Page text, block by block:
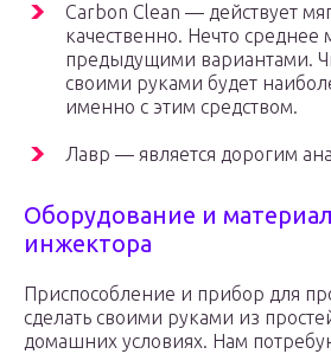
Carbon Clean — действует
качественно. Нечто среднее
предыдущими вариантами.
своими руками будет
именно с этим средством.
Лавр — является дорогим
Оборудование и
инжектора
Приспособление и прибор для
сделать своими руками из
домашних условиях. Нам